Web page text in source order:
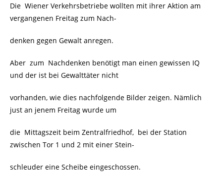
Die Wiener Verkehrsbetriebe wollten mit ihrer Aktion am
vergangenen Freitag zum Nach-
denken gegen Gewalt anregen.
Aber zum Nachdenken benötigt man einen gewissen IQ
und der ist bei Gewalttäter nicht
vorhanden, wie dies nachfolgende Bilder zeigen. Nämlich
just an jenem Freitag wurde um
die Mittagszeit beim Zentralfriedhof, bei der Station
zwischen Tor 1 und 2 mit einer Stein-
schleuder eine Scheibe eingeschossen.